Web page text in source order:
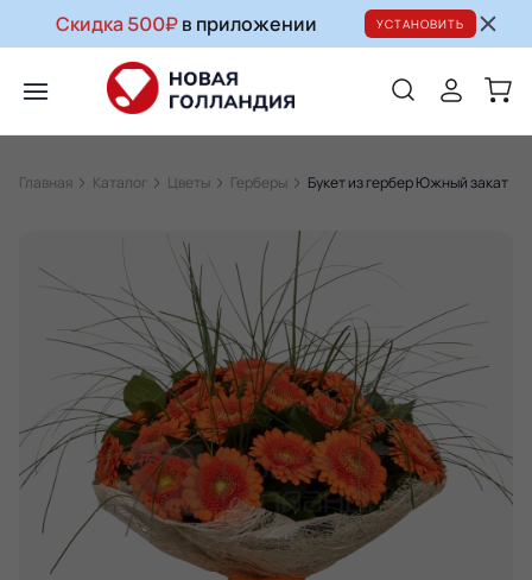
Скидка 500₽в приложении УСТАНОВИТЬ
Главная Каталог Цветы Герберы Букет из гербер Южный закат